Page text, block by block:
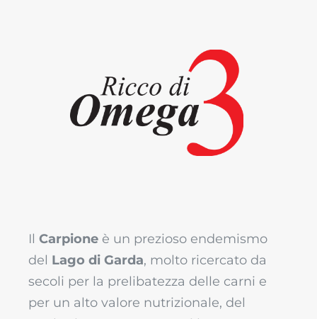
Ricco di Omega 3
Prodotto ricco di omega 3, adatto
ad adulti e bambini
IlCarpione è un prezioso endemismo
del Lago di Garda, molto ricercato da
secoli per la prelibatezza delle carni e
per un alto valore nutrizionale, del